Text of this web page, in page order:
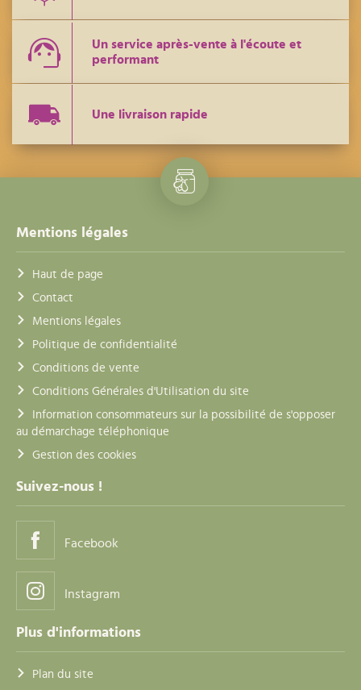
Un service après-vente à l'écoute et
performant
Une livraison rapide
Mentions légales
Haut de page
Contact
Mentions légales
Politique de confidentialité
Conditions de vente
Conditions Générales d'Utilisation du site
Information consommateurs sur la possibilité de s'opposer
au démarchage téléphonique
Gestion des cookies
Suivez-nous !
Facebook
Instagram
Plus d'informations
Plan du site